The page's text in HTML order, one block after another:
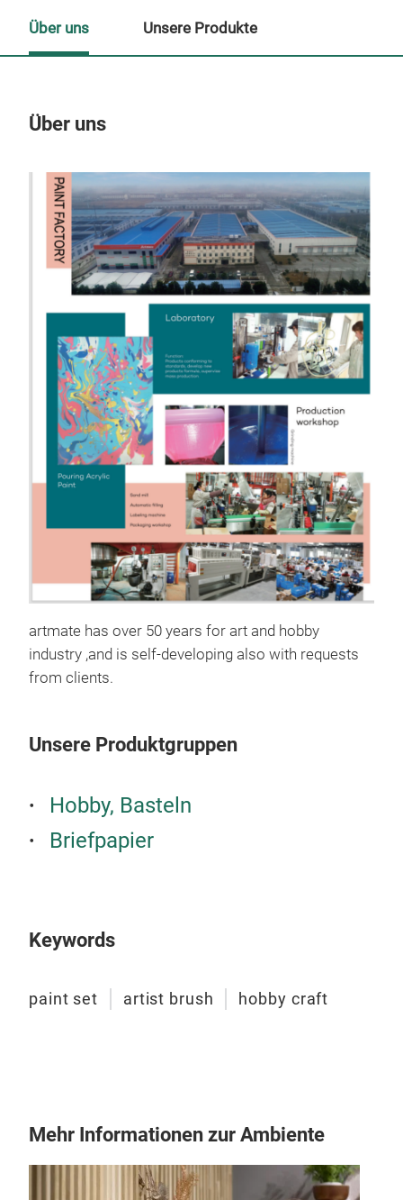
Über uns
artmate has over 50 years for art and hobby
industry ,and is self-developing also with requests
from clients.
Unsere Produktgruppen
Hobby, Basteln
Briefpapier
Keywords
paint set artist brush hobby craft
Über uns Unsere Produkte
Mehr Informationen zur Ambiente